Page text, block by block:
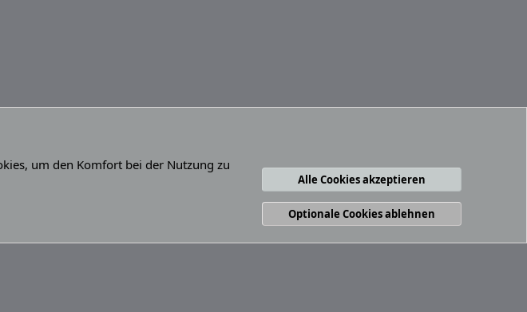
Datenschutz Hilfe und Impressum
S
S
Abfragen 14 Zeit 0.0636s Max. Speicher 4.33MB
um den Komfort bei der Nutzung zu
Alle Cookies akzeptieren
Optionale Cookies ablehnen